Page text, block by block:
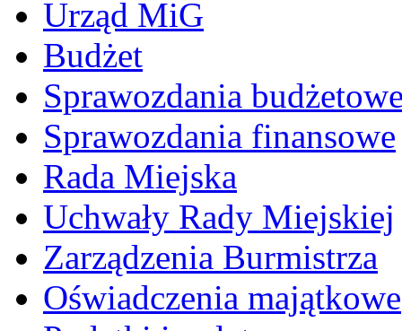
Urząd MiG
Budżet
Sprawozdania
Sprawozdania finansowe
Rada Miejska
Uchwały Rady Miejskiej
Zarządzenia Burmistrza
Oświadczenia majątkowe